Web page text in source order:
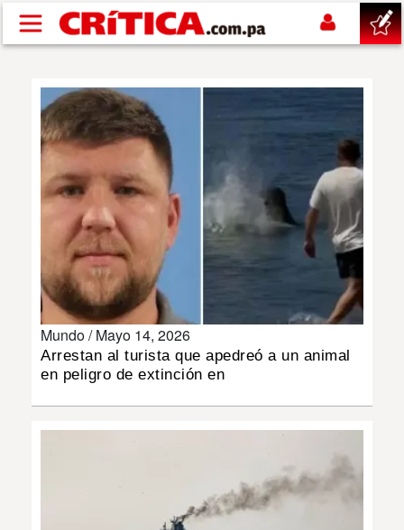
Pasar al contenido principal
SUCESOS
NACIONAL
POLÍTICA
SHOW
DEPORTES
Mundo /Mayo 14, 2026
Arrestan al turista que apedreó a un animal
en peligro de extinción en